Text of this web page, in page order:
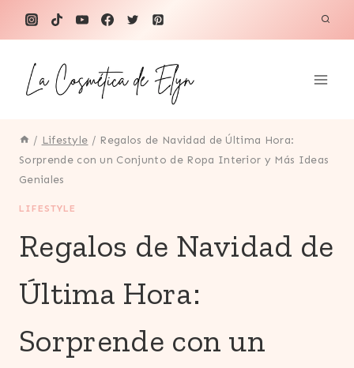
Saltar
/ Lifestyle / Regalos de Navidad de Última Hora:
Sorprende con un Conjunto de Ropa Interior y Más Ideas
Geniales
LIFESTYLE
Regalos de Navidad de
Última Hora:
Sorprende con un